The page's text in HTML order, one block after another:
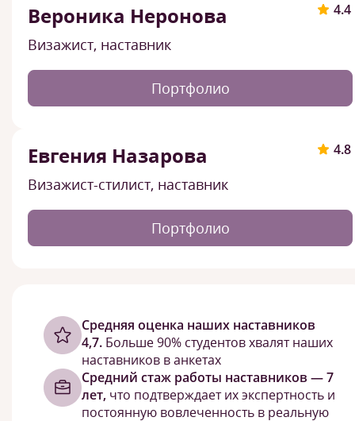
4.4
Вероника Неронова
Визажист, наставник
Портфолио
4.8
Евгения Назарова
Визажист-стилист, наставник
Портфолио
Cредняя оценка наших наставников
4,7. Больше 90% студентов хвалят наших
наставников в анкетах
Средний стаж работы наставников — 7
лет, что подтверждает их экспертность и
постоянную вовлеченность в реальную